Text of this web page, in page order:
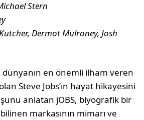
Stern
Dermot Mulroney, Josh
dünyanın en önemli ilham veren
Steve Jobs’ın hayat hikayesini
anlatan jOBS, biyografik bir
markasının mimarı ve